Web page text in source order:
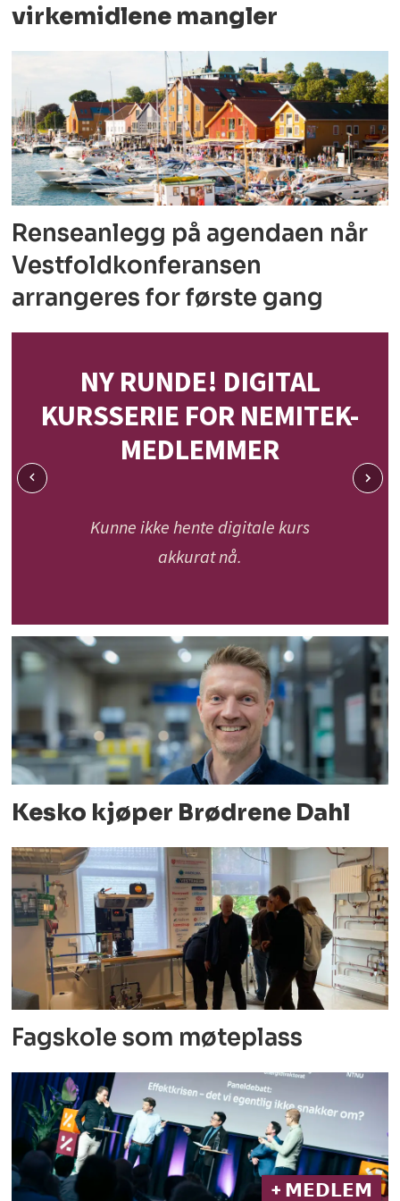
virkemidlene mangler
Renseanlegg på agendaen når
Vestfoldkonferansen
arrangeres for første gang
NY RUNDE! DIGITAL
KURSSERIE FOR NEMITEK-
MEDLEMMER
Kunne ikke hente digitale kurs
akkurat nå.
Kesko kjøper Brødrene Dahl
Fagskole som møteplass
+ 𝗠𝗘𝗗𝗟𝗘𝗠